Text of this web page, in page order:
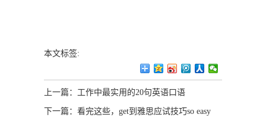
本文标签:
上一篇： 工作中最实用的20句英语口语
下一篇： 看完这些，get到雅思应试技巧so easy